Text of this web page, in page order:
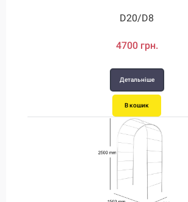
D20/D8
4700 грн.
Детальніше
В кошик